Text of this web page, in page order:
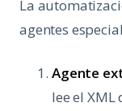
La
agentes
Agente
lee el